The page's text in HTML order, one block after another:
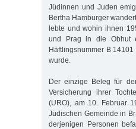
Jüdinnen und Juden
Bertha Hamburger
lebte und wohin ihnen
und Prag in die Obhut
Häftlingsnummer B
wurde.
Der einzige Beleg für
Versicherung ihrer
(URO), am 10. Februar
Jüdischen Gemeinde in
derjenigen Personen